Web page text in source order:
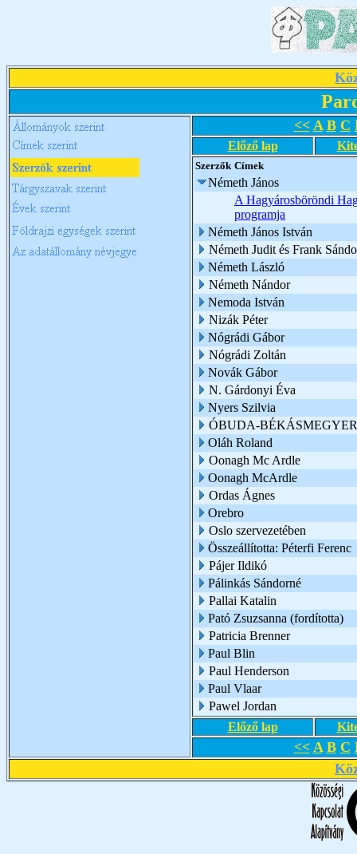
<< A B C
Előző lap
Szerzők Címek
Németh János
A Hagyárosböröndi
programja
Németh János István
Németh Judit és Frank
Németh László
Németh Nándor
Nemoda István
Nizák Péter
Nógrádi Gábor
Nógrádi Zoltán
Novák Gábor
N. Gárdonyi Éva
Nyers Szilvia
ÓBUDA-
Oláh Roland
Oonagh Mc Ardle
Oonagh McArdle
Ordas Ágnes
Orebro
Oslo szervezetében
Összeállította: Péterfi Ferenc
Pájer Ildikó
Pálinkás Sándorné
Pallai Katalin
Pató Zsuzsanna (fordította)
Patricia Brenner
Paul Blin
Paul Henderson
Paul Vlaar
Pawel Jordan
Előző lap
<< A B C